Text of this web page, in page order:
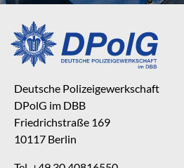
Deutsche Polizeigewerkschaft
DPolG im DBB
Friedrichstraße 169
10117 Berlin